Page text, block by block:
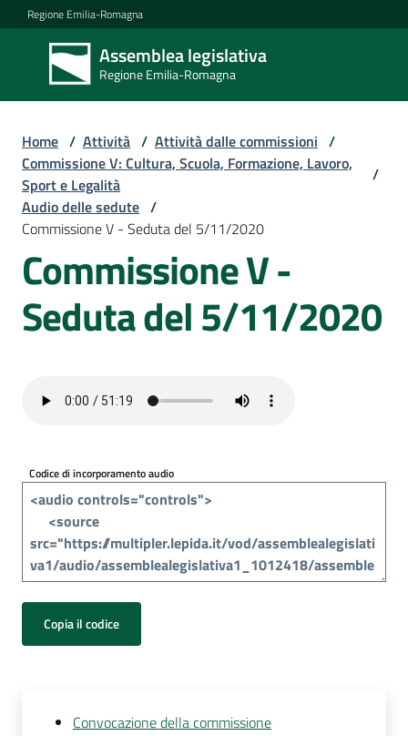
Vai al contenuto
Vai alla navigazione
Vai al footer
Regione Emilia-Romagna
Assemblea legislativa
Regione Emilia-Romagna
Assemblea
legislativa
Regione Emilia-
Assemblea
Attività
Per
Per
cittadini
Home / Attività / Attività dalle commissioni /
Commissione V: Cultura, Scuola, Formazione, Lavoro,
Sport e Legalità
/
Audio delle sedute /
Commissione V - Seduta del 5/11/2020
Commissione V -
Seduta del 5/11/2020
Codice di incorporamento audio
Copia il codice
Convocazione della commissione